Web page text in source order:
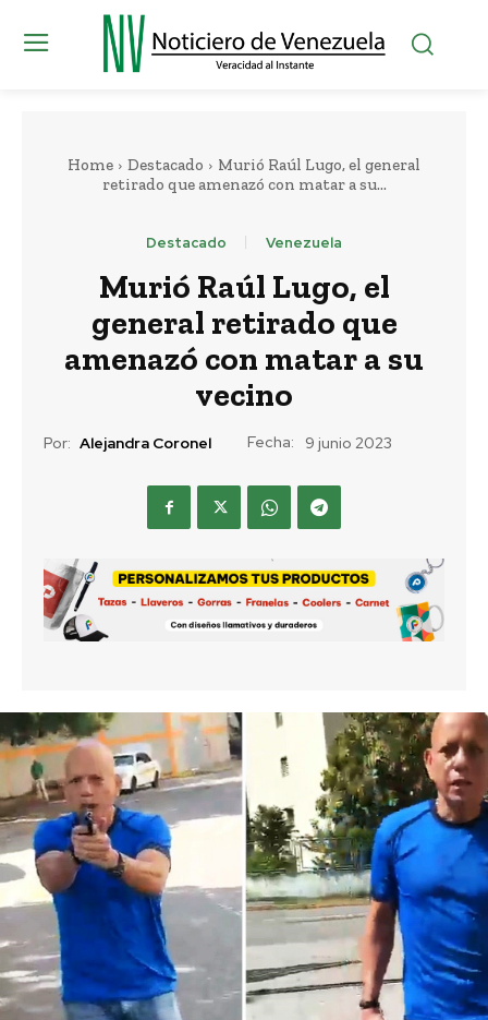
Home Destacado
Murió Raúl Lugo, el general
retirado que amenazó con matar a su...
Destacado Venezuela
Murió Raúl Lugo, el
general retirado que
amenazó con matar a su
vecino
Por: Alejandra Coronel Fecha: 9 junio 2023